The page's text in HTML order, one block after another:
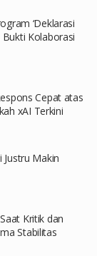
‘Deklarasi
Kolaborasi
Cepat atas
xAI Terkini
Justru Makin
Kritik dan
Stabilitas